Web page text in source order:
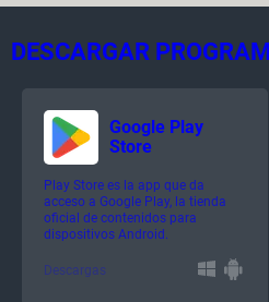
DESCARGAR
Google Play
Store
Play Store es la app que da
acceso a Google Play, la tienda
oficial de contenidos para
dispositivos Android.
Descargas